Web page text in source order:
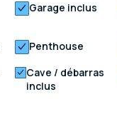
Garage inclus
Penthouse
Cave / débarras
inclus